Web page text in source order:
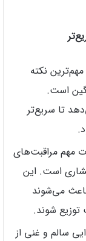
نکته
است.
تا سریع‌تر
مهم مراقبت‌های
فشاری است. این
می‌شوند
شوند.
سالم و غنی از